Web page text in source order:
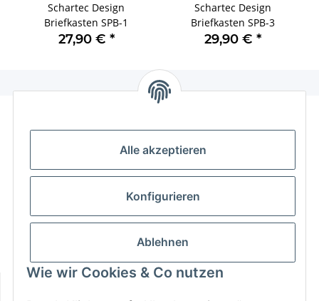
Alle akzeptieren
Konfigurieren
Ablehnen
Wie wir Cookies & Co nutzen
Schartec Design
Briefkasten SPB-1
27,90 € *
Schartec Design
Briefkasten SPB-3
29,90 € *
Kontaktformular
+49 (0) 711 35 13 16 00
Mo - Do: 9 - 13 & 14 - 16.00 Uhr
Informationen